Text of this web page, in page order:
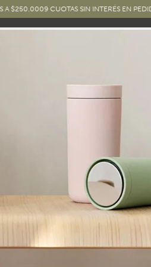
9 CUOTAS SIN INTERÉS EN PEDIDOS